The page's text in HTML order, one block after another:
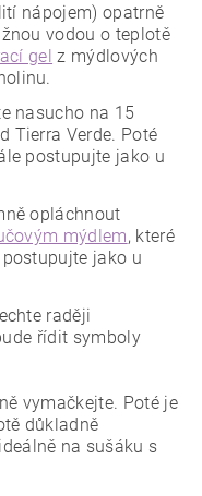
nápojem) opatrně
vodou o teplotě
gel z mýdlových
nasucho na 15
Tierra Verde. Poté
postupujte jako u
opláchnout
mýdlem, které
jako u
raději
řídit symboly
vymačkejte. Poté je
důkladně
na sušáku s